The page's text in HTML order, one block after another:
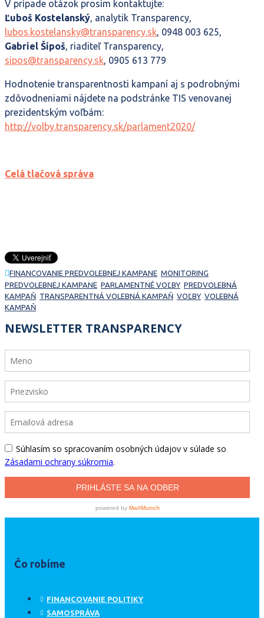
V prípade otázok prosím kontaktujte:
Ľuboš Kostelanský, analytik Transparency,
lubos.kostelansky@transparency.sk, 0948 003 625,
Gabriel Šípoš, riaditeľ Transparency,
sipos@transparency.sk, 0905 613 779
Hodnotenie transparentnosti kampaní aj s podrobnými
zdôvodneniami nájdete na podstránke TIS venovanej
prezidentským voľbám:
http://volby.transparency.sk/parlament2020/
Celá tlačová správa
FINANCOVANIE PREDVOLEBNEJ KAMPANE MONITORING
PREDVOLEBNEJ KAMPANE PARLAMENTNÉ VOĽBY PREDVOLEBNÁ
KAMPAŇ TRANSPARENTNÁ VOLEBNÁ KAMPAŇ VOĽBY VOLEBNÁ
KAMPAŇ
Čo robíme
FINANCOVANIE POLITIKY
SAMOSPRÁVA